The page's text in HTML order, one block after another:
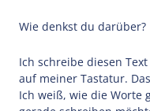
Wie denkst du darüber?
Ich schreibe diesen
auf meiner Tastatur.
Ich weiß, wie die Worte